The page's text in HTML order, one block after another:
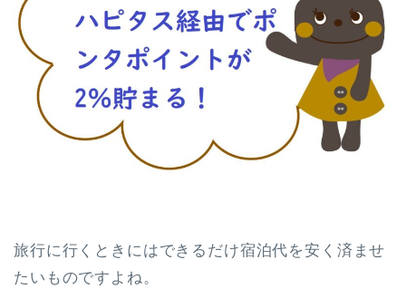
旅行に行くときにはできるだけ宿泊代を安く済ませ
たいものですよね。